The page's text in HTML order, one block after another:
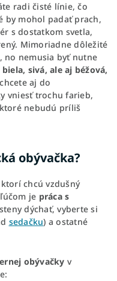
radi čisté línie, čo
by mohol padať prach,
s dostatkom svetla,
Mimoriadne dôležité
no nemusia byť nutne
sivá, ale aj béžová,
aj do
vniesť trochu farieb,
nebudú príliš
obývačka?
chcú vzdušný
je práca s
dýchať, vyberte si
sedačku) a ostatné
obývačky v